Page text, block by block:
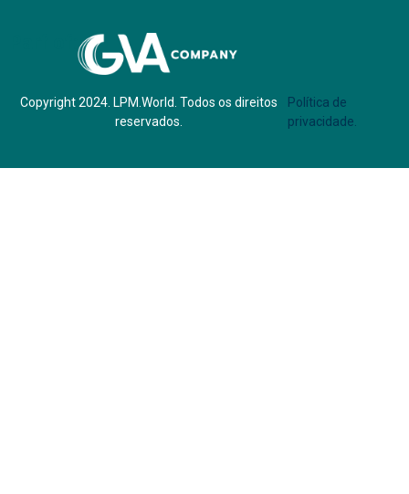
Copyright 2024. LPM.World. Todos os direitos
reservados.
Política de
privacidade.